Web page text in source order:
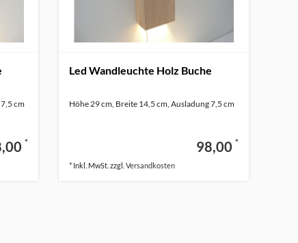
cm
*
Led Wandleuchte Holz Buche
Höhe 29 cm, Breite 14,5 cm, Ausladung 7,5 cm
98,00 *
* Inkl. MwSt. zzgl.Versandkosten